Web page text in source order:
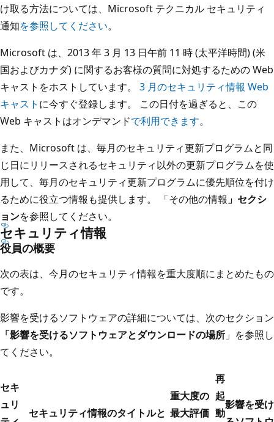
け取る方法については、Microsoft テクニカル セキュリティ
通知を参照してください。
Microsoft は、2013 年 3 月 13 日午前 11 時 (太平洋時間) (米
国およびカナダ) に関するお客様の質問に対処するための Web
キャストをホストしています。 3 月のセキュリティ情報 Web
キャスト に今すぐ登録します。 この日付を過ぎると、この
Web キャストはオンデマンドで利用できます。
また、Microsoft は、毎月のセキュリティ更新プログラムと同
じ日にリリースされるセキュリティ以外の更新プログラムを使
用して、毎月のセキュリティ更新プログラムに優先順位を付け
るために役立つ情報も提供します。 「その他の情報 」セクシ
ョンを参照してください。
セキュリティ情報
役員の概要
次の表は、今月のセキュリティ情報を重大度順にまとめたもの
です。
影響を受けるソフトウェアの詳細については、次のセクション
「影響を受けるソフトウェアとダウンロードの場所 」を参照し
てください。
セキ
ュリ
セキュリティ情報のタイトルと
重大度の
最大評価
再
起
動
影響を受け